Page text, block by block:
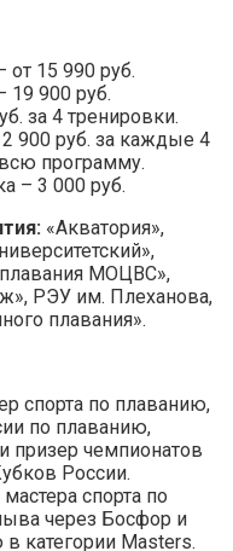
от 15 990 руб.
19 900 руб.
за 4 тренировки.
900 руб. за каждые 4
программу.
– 3 000 руб.
«Акватория»,
МОЦВС»,
РЭУ им. Плеханова,
плавания».
спорта по плаванию,
по плаванию,
призер чемпионатов
России.
спорта по
через Босфор и
категории Masters.